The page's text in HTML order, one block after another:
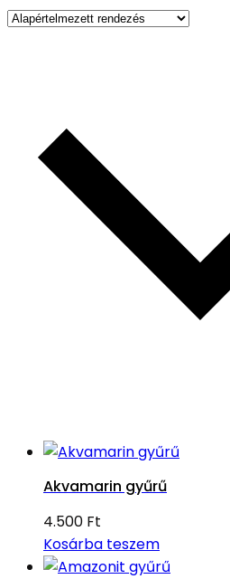
Akvamarin gyűrű
4.500 Ft
Kosárba teszem